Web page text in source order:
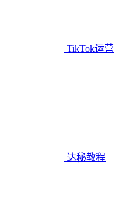
TikTok运营
达秘教程